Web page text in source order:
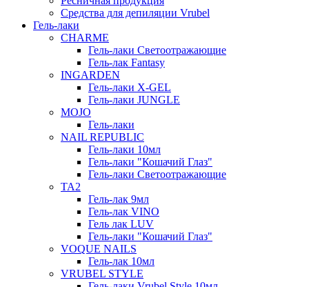
Средства для депиляции Vrubel
Гель-лаки
СHARME
Гель-лаки Светоотражающие
Гель-лак Fantasy
INGARDEN
Гель-лаки Х-GEL
Гель-лаки JUNGLE
MOJO
Гель-лаки
NAIL REPUBLIC
Гель-лаки 10мл
Гель-лаки "Кошачий Глаз"
Гель-лаки Светоотражающие
TA2
Гель-лак 9мл
Гель-лак VINO
Гель лак LUV
Гель-лаки "Кошачий Глаз"
VOQUE NAILS
Гель-лак 10мл
VRUBEL STYLE